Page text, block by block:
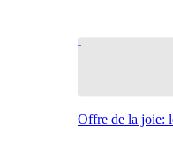
Offre de la joie: